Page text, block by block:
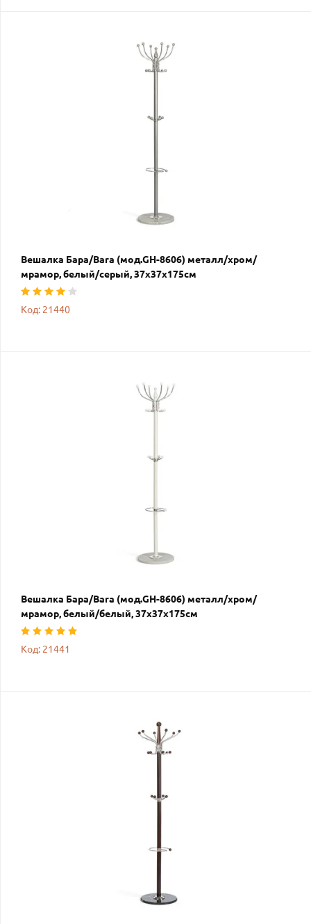
Вешалка Бара/Bara (мод.GH-8606) металл/хром/
мрамор, белый/серый, 37х37х175см
Код: 21440
Вешалка Бара/Bara (мод.GH-8606) металл/хром/
мрамор, белый/белый, 37х37х175см
Код: 21441